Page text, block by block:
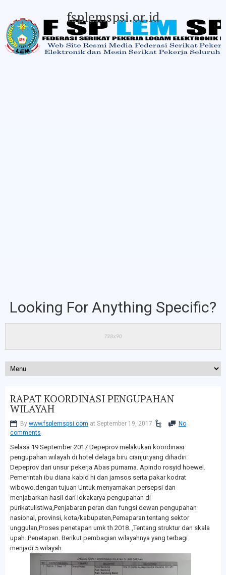
fsplemspsi.or.id
Looking For Anything Specific?
RAPAT KOORDINASI PENGUPAHAN
WILAYAH
By www.fsplemspsi.com at September 19, 2017
No
comments
Selasa 19 September 2017 Depeprov melakukan koordinasi
pengupahan wilayah di hotel delaga biru cianjur.yang dihadiri
Depeprov dari unsur pekerja Abas purnama. Apindo rosyid hoewel.
Pemerintah ibu diana kabid hi dan jamsos serta pakar kodrat
wibowo.dengan tujuan Untuk menyamakan persepsi dan
menjabarkan hasil dari lokakarya pengupahan di
purikatulistiwa,Penjabaran peran dan fungsi dewan pengupahan
nasional, provinsi, kota/kabupaten,Pemaparan tentang sektor
unggulan,Proses penetapan umk th 2018. ,Tentang struktur dan skala
upah. Penetapan. Berikut pembagian wilayahnya yang terbagi
menjadi 5 wilayah